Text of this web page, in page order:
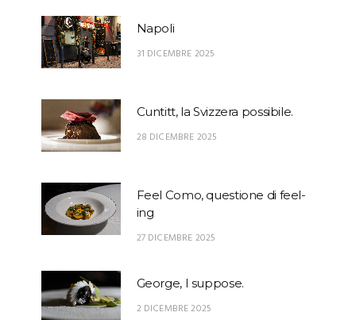
Napoli
31 DICEMBRE 2025
Cuntitt, la Svizzera possibile.
28 DICEMBRE 2025
Feel Como, questione di feel-
ing
27 DICEMBRE 2025
George, I suppose.
2 DICEMBRE 2025